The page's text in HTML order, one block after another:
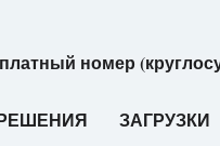
номер
ЗАГРУЗКИ